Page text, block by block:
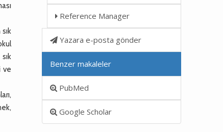
ve
Reference Manager
Yazara e-posta gönder
Benzer makaleler
PubMed
Google Scholar